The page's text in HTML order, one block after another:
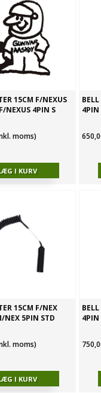
15CM F/NEXUS
NEXUS 4PIN S
moms)
4PIN
15CM F/NEX
NEX 5PIN STD
moms)
4PIN